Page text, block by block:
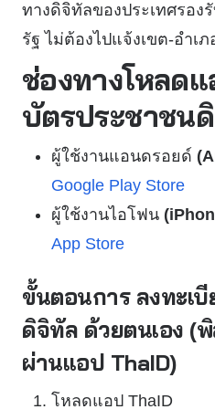
ทางดิจิทัลของประเทศรอง
รัฐ ไม่ต้องไปแจ้งเขต-อำเภ
ช่องทางโหลด
บัตรประชาชน
ผู้ใช้งานแอนดรอยด์
Google Play Store
ผู้ใช้งานไอโฟน
App Store
ขั้นตอนการ ลงทะเ
ดิจิทัล ด้วยตนเอง (
ผ่านแอป ThaID)
โหลดแอป ThaID